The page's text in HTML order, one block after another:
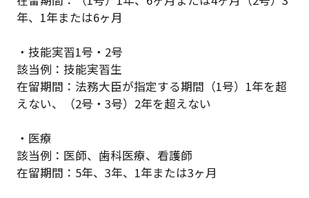
年、1年または6ヶ月
・技能実習1号・2号
該当例：技能実習生
在留期間：法務大臣が指定する期間（1号）1年を超
えない、（2号・3号）2年を超えない
・医療
該当例：医師、歯科医療、看護師
在留期間：5年、3年、1年または3ヶ月